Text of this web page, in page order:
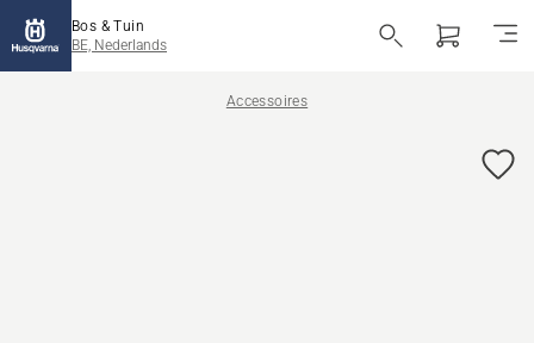
Bos & Tuin
BE, Nederlands
Accessoires